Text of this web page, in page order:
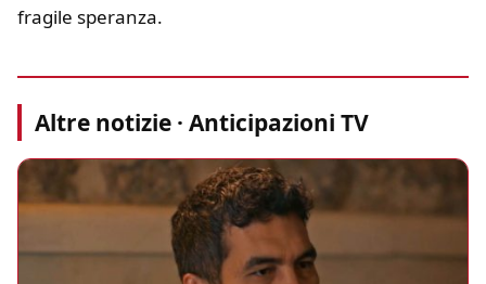
fragile speranza.
Altre notizie · Anticipazioni TV